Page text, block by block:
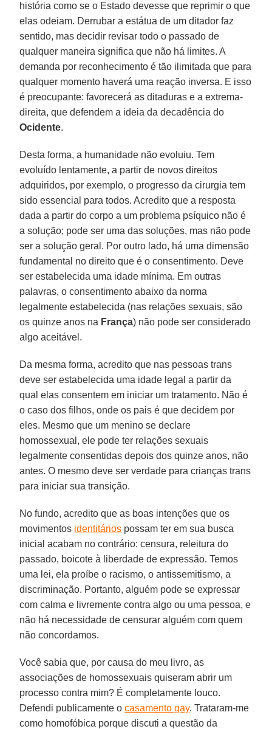
história como se o Estado devesse que reprimir o que
elas odeiam. Derrubar a estátua de um ditador faz
sentido, mas decidir revisar todo o passado de
qualquer maneira significa que não há limites. A
demanda por reconhecimento é tão ilimitada que para
qualquer momento haverá uma reação inversa. E isso
é preocupante: favorecerá as ditaduras e a extrema-
direita, que defendem a ideia da decadência do
Ocidente.
Desta forma, a humanidade não evoluiu. Tem
evoluído lentamente, a partir de novos direitos
adquiridos, por exemplo, o progresso da cirurgia tem
sido essencial para todos. Acredito que a resposta
dada a partir do corpo a um problema psíquico não é
a solução; pode ser uma das soluções, mas não pode
ser a solução geral. Por outro lado, há uma dimensão
fundamental no direito que é o consentimento. Deve
ser estabelecida uma idade mínima. Em outras
palavras, o consentimento abaixo da norma
legalmente estabelecida (nas relações sexuais, são
os quinze anos na França) não pode ser considerado
algo aceitável.
Da mesma forma, acredito que nas pessoas trans
deve ser estabelecida uma idade legal a partir da
qual elas consentem em iniciar um tratamento. Não é
o caso dos filhos, onde os pais é que decidem por
eles. Mesmo que um menino se declare
homossexual, ele pode ter relações sexuais
legalmente consentidas depois dos quinze anos, não
antes. O mesmo deve ser verdade para crianças trans
para iniciar sua transição.
No fundo, acredito que as boas intenções que os
movimentos identitários possam ter em sua busca
inicial acabam no contrário: censura, releitura do
passado, boicote à liberdade de expressão. Temos
uma lei, ela proíbe o racismo, o antissemitismo, a
discriminação. Portanto, alguém pode se expressar
com calma e livremente contra algo ou uma pessoa, e
não há necessidade de censurar alguém com quem
não concordamos.
Você sabia que, por causa do meu livro, as
associações de homossexuais quiseram abrir um
processo contra mim? É completamente louco.
Defendi publicamente ocasamento gay. Trataram-me
como homofóbica porque discuti a questão da